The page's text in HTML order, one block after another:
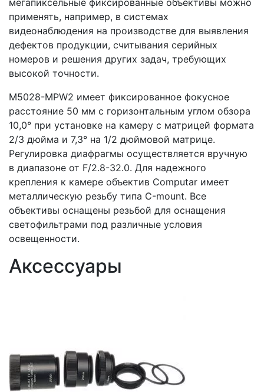
мегапиксельные фиксированные объективы можно
применять, например, в системах
видеонаблюдения на производстве для выявления
дефектов продукции, считывания серийных
номеров и решения других задач, требующих
высокой точности.
M5028-MPW2 имеет фиксированное фокусное
расстояние 50 мм с горизонтальным углом обзора
10,0° при установке на камеру с матрицей формата
2/3 дюйма и 7,3° на 1/2 дюймовой матрице.
Регулировка диафрагмы осуществляется вручную
в диапазоне от F/2.8-32.0. Для надежного
крепления к камере объектив Computar имеет
металлическую резьбу типа С-mount. Все
объективы оснащены резьбой для оснащения
светофильтрами под различные условия
освещенности.
Аксессуары